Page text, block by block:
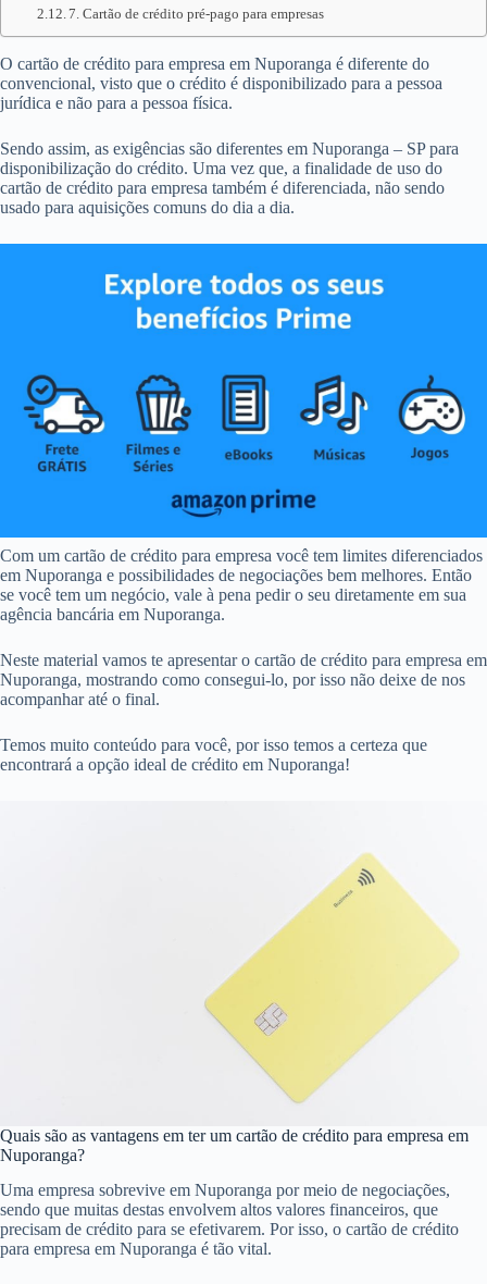
7. Cartão de crédito pré-pago para empresas
O cartão de crédito para empresa em Nuporanga é diferente do
convencional, visto que o crédito é disponibilizado para a pessoa
jurídica e não para a pessoa física.
Sendo assim, as exigências são diferentes em Nuporanga – SP para
disponibilização do crédito. Uma vez que, a finalidade de uso do
cartão de crédito para empresa também é diferenciada, não sendo
usado para aquisições comuns do dia a dia.
Com um cartão de crédito para empresa você tem limites diferenciados
em Nuporanga e possibilidades de negociações bem melhores. Então
se você tem um negócio, vale à pena pedir o seu diretamente em sua
agência bancária em Nuporanga.
Neste material vamos te apresentar o cartão de crédito para empresa em
Nuporanga, mostrando como consegui-lo, por isso não deixe de nos
acompanhar até o final.
Temos muito conteúdo para você, por isso temos a certeza que
encontrará a opção ideal de crédito em Nuporanga!
Quais são as vantagens em ter um cartão de crédito para empresa em
Nuporanga?
Uma empresa sobrevive em Nuporanga por meio de negociações,
sendo que muitas destas envolvem altos valores financeiros, que
precisam de crédito para se efetivarem. Por isso, o cartão de crédito
para empresa em Nuporanga é tão vital.